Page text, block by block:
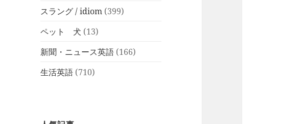
スラング / idiom (399)
ペット 犬 (13)
新聞・ニュース英語 (166)
生活英語 (710)